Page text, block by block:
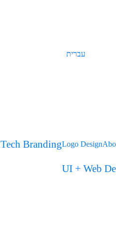
עברית
Tech BrandingLogo Design
UI + Web